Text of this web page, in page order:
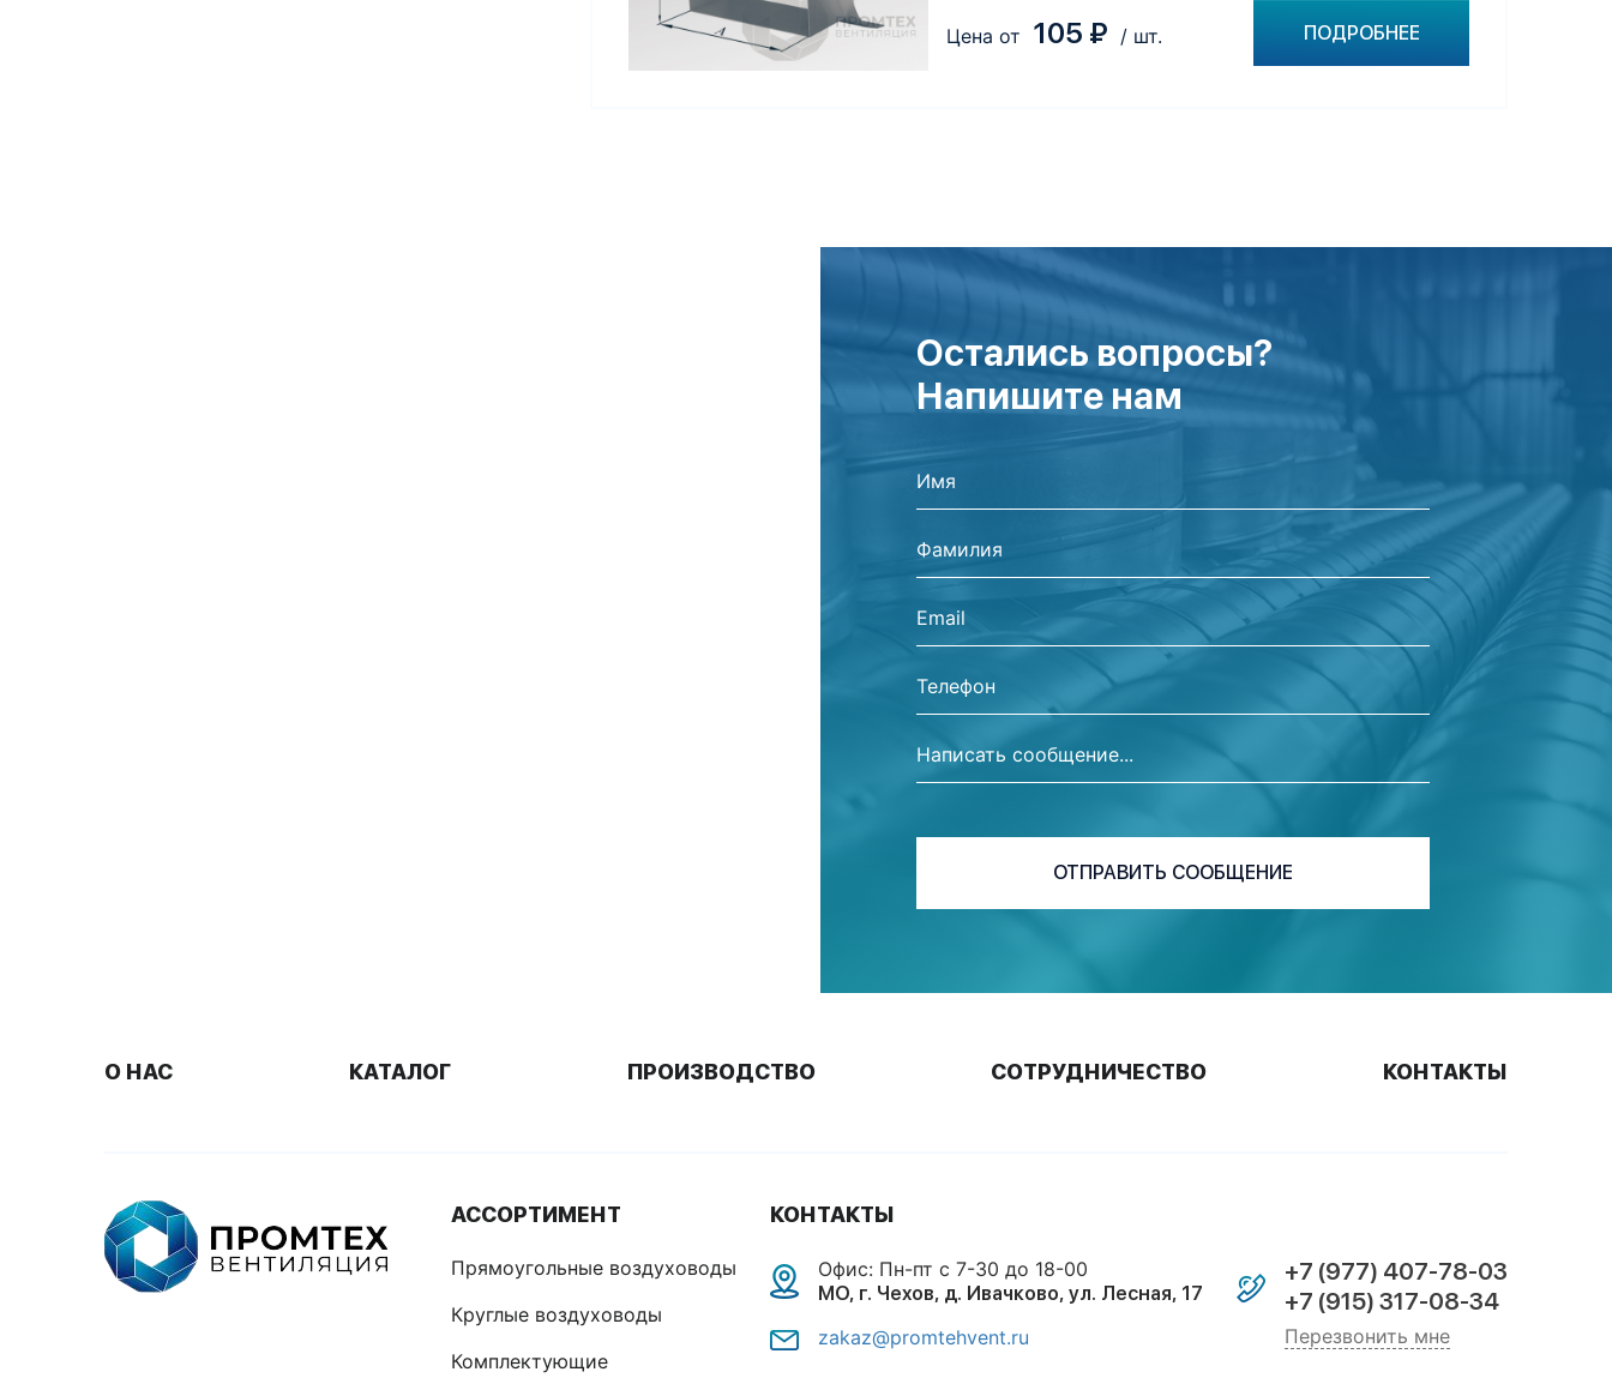
Цена от 105 ₽ / шт. ПОДРОБНЕЕ
Остались вопросы?
Напишите нам
ОТПРАВИТЬ СООБЩЕНИЕ
О НАС КАТАЛОГ ПРОИЗВОДСТВО СОТРУДНИЧЕСТВО КОНТАКТЫ
АССОРТИМЕНТ
Прямоугольные воздуховоды
Круглые воздуховоды
Комплектующие
КОНТАКТЫ
Офис: Пн-пт с 7-30 до 18-00
МО, г. Чехов, д. Ивачково, ул. Лесная, 17
zakaz@promtehvent.ru
+7 (977) 407-78-03
+7 (915) 317-08-34
Перезвонить мне